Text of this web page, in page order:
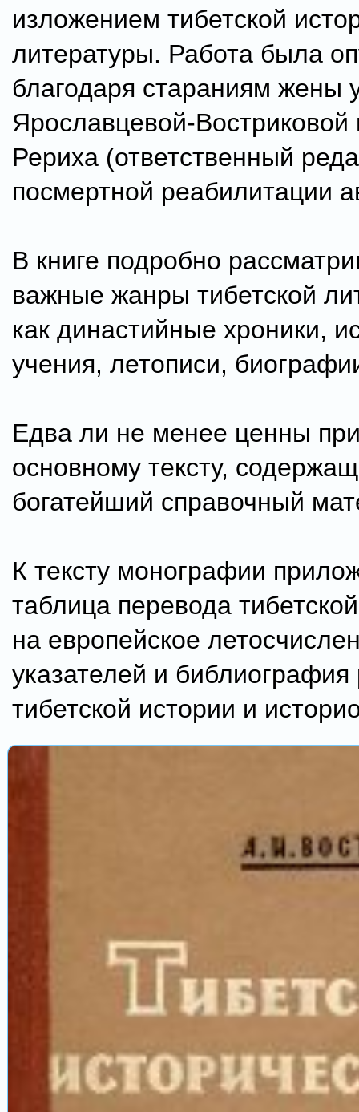
изложением тибетской
литературы. Работа была
благодаря стараниям жены
Ярославцевой-
Рериха (ответственный
посмертной реабилитации
В книге подробно
важные жанры тибетской
как династийные хроники,
учения, летописи,
Едва ли не менее ценны
основному тексту,
богатейший справочный
К тексту монографии
таблица перевода
на европейское
указателей и библиография
тибетской истории и